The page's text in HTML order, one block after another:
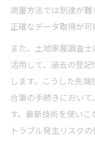
測量方法では到達が
正確なデータ取得が可
また、土地家屋調査
活用して、過去の登
します。こうした先
合筆の手続きにおい
す。最新技術を使い
トラブル発生リスク